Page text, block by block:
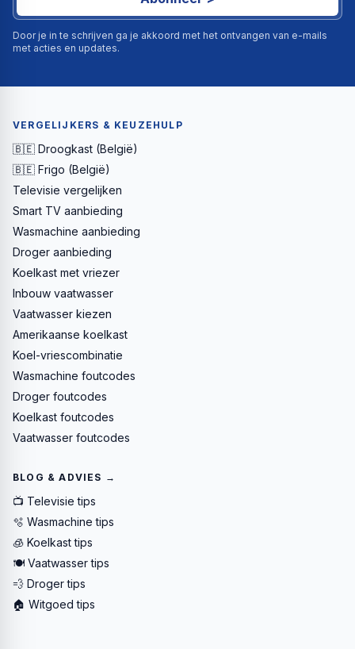
Door je in te schrijven ga je akkoord met het ontvangen van e-mails
met acties en updates.
VERGELIJKERS & KEUZEHULP
🇧🇪 Droogkast (België)
🇧🇪 Frigo (België)
Televisie vergelijken
Smart TV aanbieding
Wasmachine aanbieding
Droger aanbieding
Koelkast met vriezer
Inbouw vaatwasser
Vaatwasser kiezen
Amerikaanse koelkast
Koel-vriescombinatie
Wasmachine foutcodes
Droger foutcodes
Koelkast foutcodes
Vaatwasser foutcodes
BLOG & ADVIES →
📺 Televisie tips
🫧 Wasmachine tips
🧊 Koelkast tips
🍽️ Vaatwasser tips
💨 Droger tips
🏠 Witgoed tips